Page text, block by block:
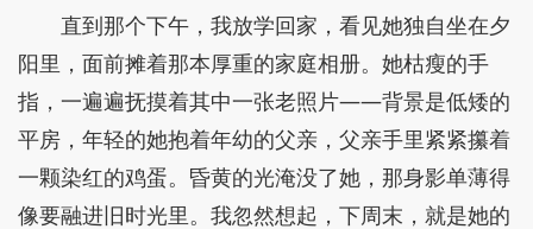
直到那个下午，我放学回家，看见她独自坐在夕
阳里，面前摊着那本厚重的家庭相册。她枯瘦的手
指，一遍遍抚摸着其中一张老照片——背景是低矮的
平房，年轻的她抱着年幼的父亲，父亲手里紧紧攥着
一颗染红的鸡蛋。昏黄的光淹没了她，那身影单薄得
像要融进旧时光里。我忽然想起，下周末，就是她的